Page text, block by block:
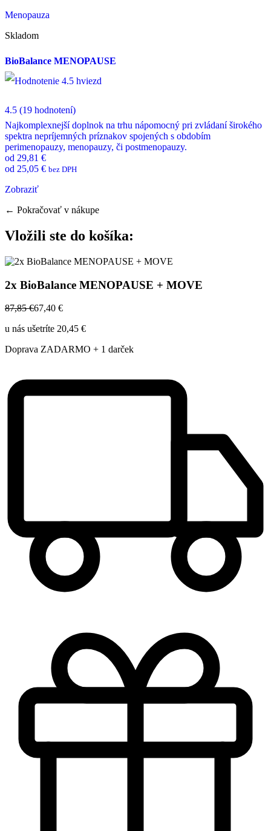
Menopauza
Skladom
BioBalance MENOPAUSE
4.5 (19 hodnotení)
Najkomplexnejší doplnok na trhu nápomocný pri zvládaní širokého
spektra nepríjemných príznakov spojených s obdobím
perimenopauzy, menopauzy, či postmenopauzy.
od 29,81 €
od 25,05 € bez DPH
Zobraziť
multiple
The
may
be
on
product
← Pokračovať v nákupe
Vložili ste do košíka:
2x BioBalance MENOPAUSE + MOVE
87,85 €67,40 €
u nás ušetríte 20,45 €
Doprava ZADARMO + 1 darček